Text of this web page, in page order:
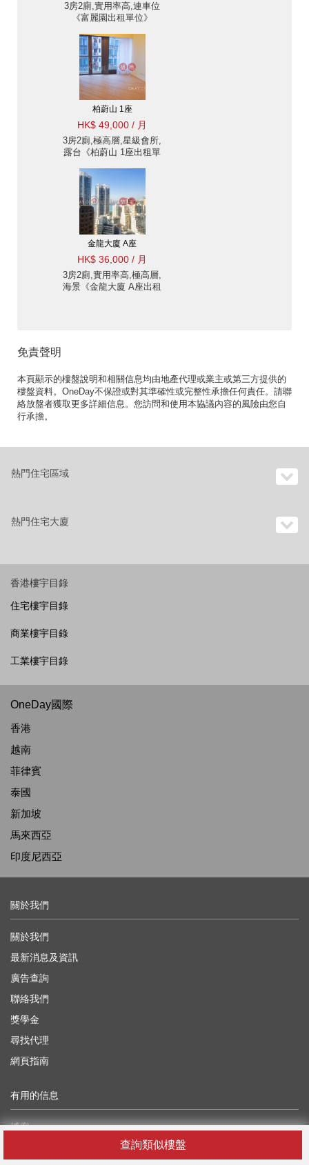
查詢類似樓盤
3房2廁,實用率高,連車位
《富麗園出租單位》
柏蔚山 1座
HK$ 49,000 / 月
3房2廁,極高層,星級會所,
露台《柏蔚山 1座出租單
金龍大廈 A座
HK$ 36,000 / 月
3房2廁,實用率高,極高層,
海景《金龍大廈 A座出租
免責聲明
本頁顯示的樓盤說明和相關信息均由地產代理或業主或第三方提供的
樓盤資料。OneDay不保證或對其準確性或完整性承擔任何責任。請聯
絡放盤者獲取更多詳細信息。您訪問和使用本協議內容的風險由您自
行承擔。
熱門住宅區域
熱門住宅大廈
香港樓宇目錄
住宅樓宇目錄
商業樓宇目錄
工業樓宇目錄
OneDay國際
香港
越南
菲律賓
泰國
新加坡
馬來西亞
印度尼西亞
關於我們
關於我們
最新消息及資訊
廣告查詢
聯絡我們
獎學金
尋找代理
網頁指南
有用的信息
博客